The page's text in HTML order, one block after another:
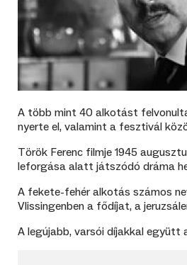
A több mint 40 alkotást
nyerte el, valamint a fesztivál
Török Ferenc filmje 1945
leforgása alatt játszódó dráma
A fekete-fehér alkotás számos
Vlissingenben a fődíjat, a
A legújabb, varsói díjakkal együtt